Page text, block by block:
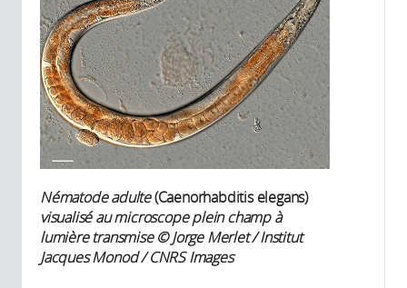
Nématode adulte(Caenorhabditis elegans)
visualisé au microscope plein champ à
lumière transmise © Jorge Merlet / Institut
Jacques Monod / CNRS Images